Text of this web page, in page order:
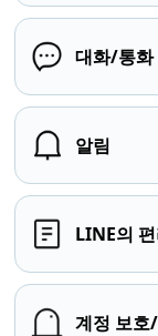
대화/통화
알림
LINE의
계정 보